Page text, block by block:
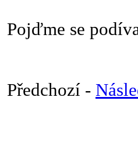
Pojďme se
Předchozí -